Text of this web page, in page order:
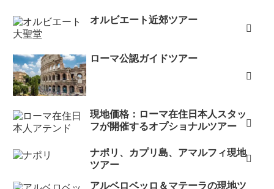
オルビエート近郊ツアー
ローマ公認ガイドツアー
現地価格：ローマ在住日本人スタッ
フが開催するオプショナルツアー
ナポリ、カプリ島、アマルフィ現地
ツアー
アルベロベッロ＆マテーラの現地ツ